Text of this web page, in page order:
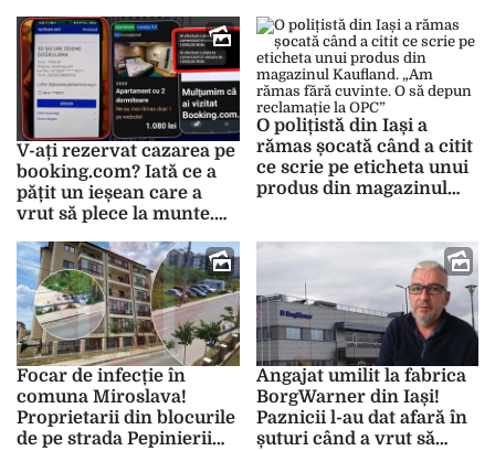
gunoaiele aruncate
necorespunzător
păcălit să plătesc în plus”
– FOTO
V-ați rezervat cazarea pe
booking.com? Iată ce a
pățit un ieșean care a
vrut să plece la munte.
alarmă pentru că mulți
nu știu ce se întâmplă” –
FOTO
O polițistă din Iași a
rămas șocată când a citit
ce scrie pe eticheta unui
produs din magazinul
Focar de infecție în
comuna Miroslava!
Proprietarii din blocurile
de pe strada Pepinierii
Angajat umilit la fabrica
BorgWarner din Iași!
Paznicii l-au dat afară în
șuturi când a vrut să